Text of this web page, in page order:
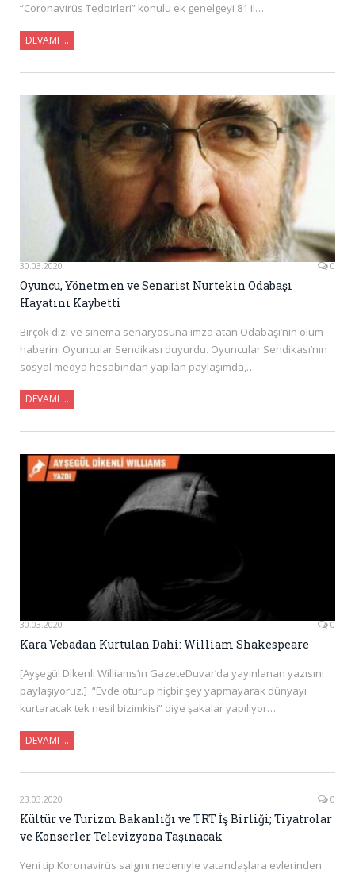
“Coronavirüs Tedbirleri” konulu ek genelgeyi 81 il…
DEVAMI …
30.03.2020 0
Oyuncu, Yönetmen ve Senarist Nurtekin Odabaşı
Hayatını Kaybetti
Birçok dizi ve sinema senaryosuna imza atan Odabaşı’nın ölüm
haberini Oyuncular Sendikası duyurdu. Oyuncular Sendikası’nın
sosyal medya hesabından yapılan paylaşımda,…
DEVAMI …
30.03.2020 0
Kara Vebadan Kurtulan Dahi: William Shakespeare
[Ayşegül Dikenli Williams’ın GazeteDuvar’da yayınlanan yazısını
paylaşıyoruz.] “Evde oturup hiçbir şey yapmayarak dünyayı
kurtaracak tek nesil bizimkisi” diye şakalar yapılıyor…
DEVAMI …
23.03.2020 0
Kültür ve Turizm Bakanlığı ve TRT İş Birliği; Tiyatrolar
ve Konserler Televizyona Taşınacak
Yeni tip Koronavirüs salgını nedeniyle vatandaşlara evlerinden